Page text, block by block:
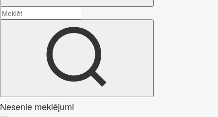
Nesenie meklējumi